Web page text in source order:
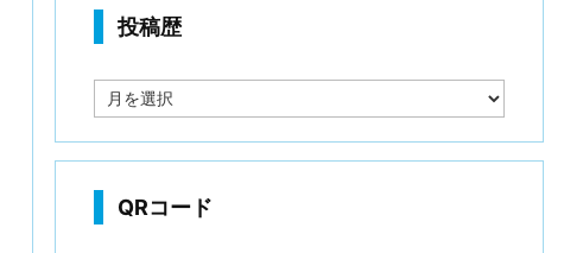
投稿歴
稿
QRコード